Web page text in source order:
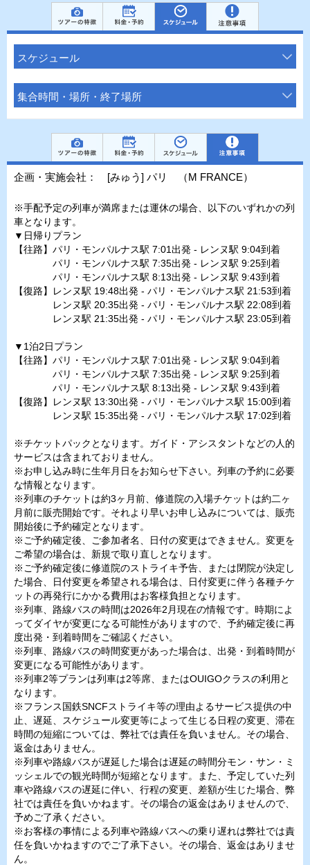
スケジュール
集合時間・場所・終了場所
企画・実施会社： [みゅう] パリ （M FRANCE）
※手配予定の列車が満席または運休の場合、以下のいずれかの列
車となります。
▼日帰りプラン
【往路】パリ・モンパルナス駅 7:01出発 - レンヌ駅 9:04到着
パリ・モンパルナス駅 7:35出発 - レンヌ駅 9:25到着
パリ・モンパルナス駅 8:13出発 - レンヌ駅 9:43到着
【復路】レンヌ駅 19:48出発 - パリ・モンパルナス駅 21:53到着
レンヌ駅 20:35出発 - パリ・モンパルナス駅 22:08到着
レンヌ駅 21:35出発 - パリ・モンパルナス駅 23:05到着
▼1泊2日プラン
【往路】パリ・モンパルナス駅 7:01出発 - レンヌ駅 9:04到着
パリ・モンパルナス駅 7:35出発 - レンヌ駅 9:25到着
パリ・モンパルナス駅 8:13出発 - レンヌ駅 9:43到着
【復路】レンヌ駅 13:30出発 - パリ・モンパルナス駅 15:00到着
レンヌ駅 15:35出発 - パリ・モンパルナス駅 17:02到着
※チケットパックとなります。ガイド・アシスタントなどの人的
サービスは含まれておりません。
※お申し込み時に生年月日をお知らせ下さい。列車の予約に必要
な情報となります。
※列車のチケットは約3ヶ月前、修道院の入場チケットは約二ヶ
月前に販売開始です。それより早いお申し込みについては、販売
開始後に予約確定となります。
※ご予約確定後、ご参加者名、日付の変更はできません。変更を
ご希望の場合は、新規で取り直しとなります。
※ご予約確定後に修道院のストライキ予告、または閉院が決定し
た場合、日付変更を希望される場合は、日付変更に伴う各種チケ
ットの再発行にかかる費用はお客様負担となります。
※列車、路線バスの時間は2026年2月現在の情報です。時期によ
ってダイヤが変更になる可能性がありますので、予約確定後に再
度出発・到着時間をご確認ください。
※列車、路線バスの時間変更があった場合は、出発・到着時間が
変更になる可能性があります。
※列車2等プランは列車は2等席、またはOUIGOクラスの利用と
なります。
※フランス国鉄SNCFストライキ等の理由よるサービス提供の中
止、遅延、スケジュール変更等によって生じる日程の変更、滞在
時間の短縮については、弊社では責任を負いません。その場合、
返金はありません。
※列車や路線バスが遅延した場合は遅延の時間分モン・サン・ミ
ッシェルでの観光時間が短縮となります。また、予定していた列
車や路線バスの遅延に伴い、行程の変更、差額が生じた場合、弊
社では責任を負いかねます。その場合の返金はありませんので、
予めご了承ください。
※お客様の事情による列車や路線バスへの乗り遅れは弊社では責
任を負いかねますのでご了承下さい。その場合、返金はありませ
ん。